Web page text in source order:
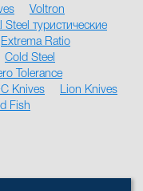
Voltron
Steel туристические
Extrema Ratio
Cold Steel
Tolerance
Knives
Lion Knives
Fish